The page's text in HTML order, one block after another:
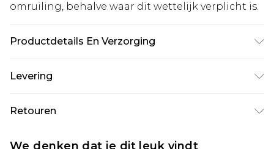
omruiling, behalve waar dit wettelijk verplicht is.
Productdetails En Verzorging
Machinewasbaar.- Model draagt maat 10,
Levering
Standaardlevering Nederland
€5.99
Expressdienst Nederland
Retouren
We denken dat je dit leuk vindt